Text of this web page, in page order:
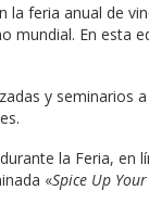
feria anual de
mundial. En esta
y seminarios
la Feria, en
«Spice Up